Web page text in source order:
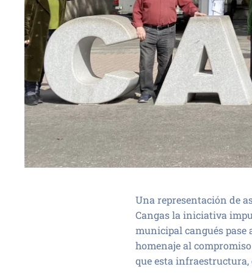
Una representación de
Cangas la iniciativa
municipal cangués pase
homenaje al
que esta infraestructura,